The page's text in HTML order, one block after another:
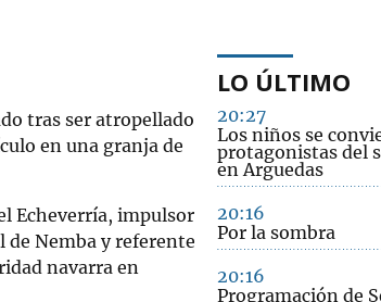
tras ser atropellado
en una granja de
Echeverría, impulsor
de Nemba y referente
navarra en
LO ÚLTIMO
20:27
Los niños se
protagonistas del
en Arguedas
20:16
Por la sombra
20:16
Programación de